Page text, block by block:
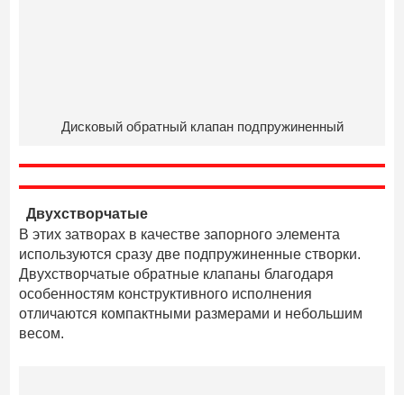
Дисковый обратный клапан подпружиненный
Двухстворчатые
В этих затворах в качестве запорного элемента
используются сразу две подпружиненные створки.
Двухстворчатые обратные клапаны благодаря
особенностям конструктивного исполнения
отличаются компактными размерами и небольшим
весом.